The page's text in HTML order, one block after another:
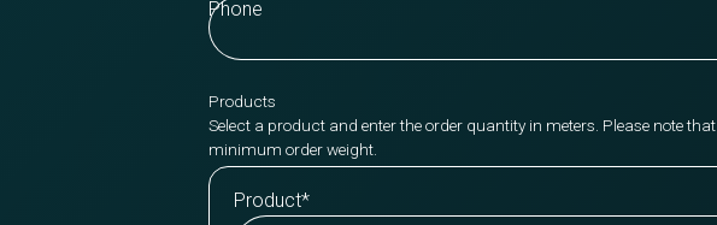
Phone
Products
Select a product and enter the order quantity in meters. Please note
minimum order weight.
Product*